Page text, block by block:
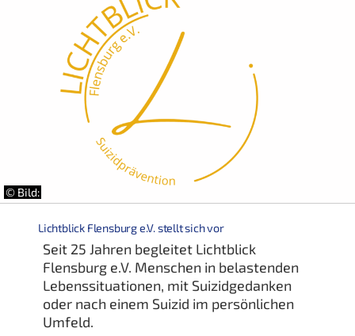
© Bild:
Lichtblick Flensburg e.V. stellt sich vor
Seit 25 Jahren begleitet Lichtblick
Flensburg e.V. Menschen in belastenden
Lebenssituationen, mit Suizidgedanken
oder nach einem Suizid im persönlichen
Umfeld.